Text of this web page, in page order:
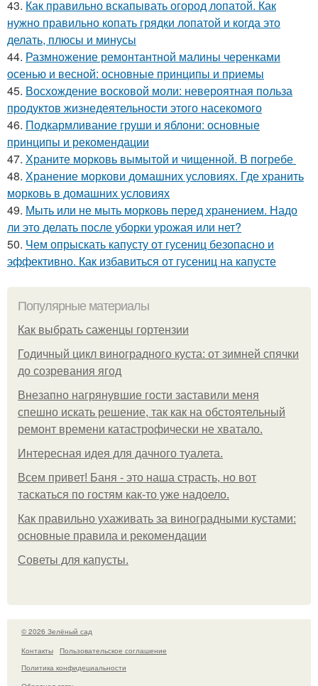
43. Как правильно вскапывать огород лопатой. Как
нужно правильно копать грядки лопатой и когда это
делать, плюсы и минусы
44. Размножение ремонтантной малины черенками
осенью и весной: основные принципы и приемы
45. Восхождение восковой моли: невероятная польза
продуктов жизнедеятельности этого насекомого
46. Подкармливание груши и яблони: основные
принципы и рекомендации
47. Храните морковь вымытой и чищенной. В погребе
48. Хранение моркови домашних условиях. Где хранить
морковь в домашних условиях
49. Мыть или не мыть морковь перед хранением. Надо
ли это делать после уборки урожая или нет?
50. Чем опрыскать капусту от гусениц безопасно и
эффективно. Как избавиться от гусениц на капусте
Популярные материалы
Как выбрать саженцы гортензии
Годичный цикл виноградного куста: от зимней спячки
до созревания ягод
Внезапно нагрянувшие гости заставили меня
спешно искать решение, так как на обстоятельный
ремонт времени катастрофически не хватало.
Интересная идея для дачного туалета.
Всем привет! Баня - это наша страсть, но вот
таскаться по гостям как-то уже надоело.
Как правильно ухаживать за виноградными кустами:
основные правила и рекомендации
Советы для капусты.
© 2026 Зелёный сад
Контакты
Пользовательское соглашение
Политика конфидециальности